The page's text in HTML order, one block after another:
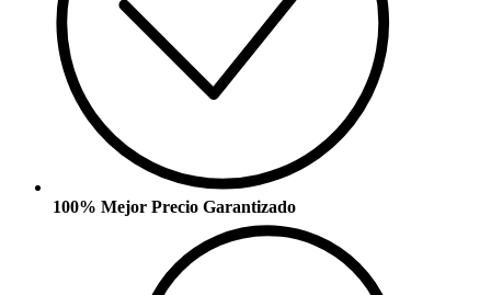
100% Mejor Precio Garantizado